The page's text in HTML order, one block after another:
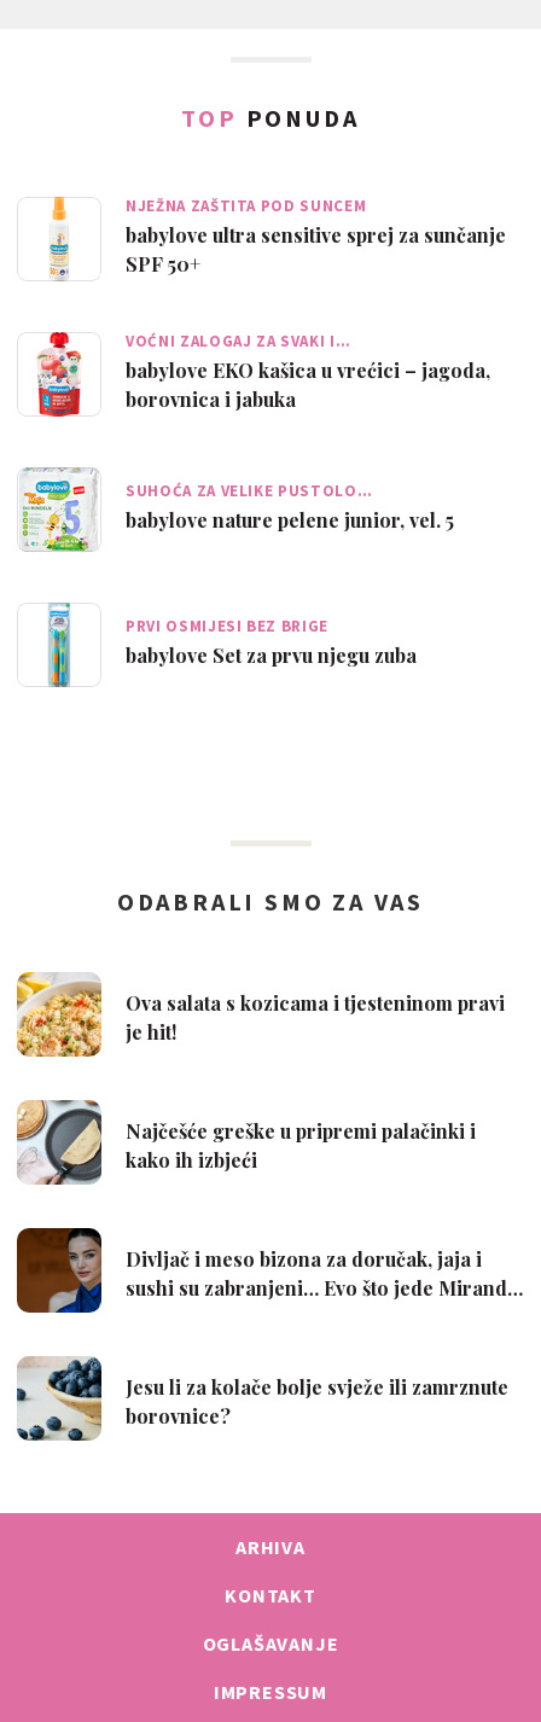
TOP PONUDA
NJEŽNA ZAŠTITA POD SUNCEM
babylove ultra sensitive sprej za sunčanje
SPF 50+
VOĆNI ZALOGAJ ZA SVAKI I…
babylove EKO kašica u vrećici – jagoda,
borovnica i jabuka
SUHOĆA ZA VELIKE PUSTOLO…
babylove nature pelene junior, vel. 5
PRVI OSMIJESI BEZ BRIGE
babylove Set za prvu njegu zuba
ARHIVA
KONTAKT
OGLAŠAVANJE
IMPRESSUM